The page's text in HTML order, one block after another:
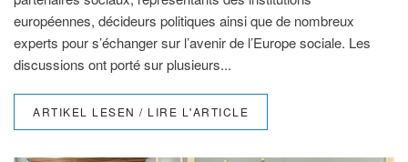
européennes, décideurs politiques ainsi que de nombreux
experts pour s’échanger sur l’avenir de l’Europe sociale. Les
discussions ont porté sur plusieurs...
ARTIKEL LESEN / LIRE L'ARTICLE